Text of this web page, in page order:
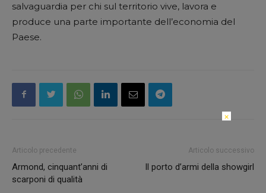
salvaguardia per chi sul territorio vive, lavora e
produce una parte importante dell’economia del
Paese.
Articolo precedente
Armond, cinquant’anni di
scarponi di qualità
Articolo successivo
Il porto d’armi della showgirl
×